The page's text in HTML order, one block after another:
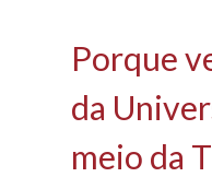
Porque
da
meio da